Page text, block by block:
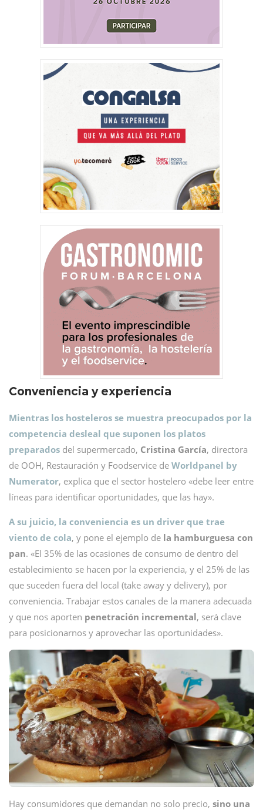
Conveniencia y experiencia
Mientras los hosteleros se muestra preocupados por la
competencia desleal que suponen los platos
preparados del supermercado, Cristina García, directora
de OOH, Restauración y Foodservice de Worldpanel by
Numerator, explica que el sector hostelero «debe leer entre
líneas para identificar oportunidades, que las hay».
A su juicio, la conveniencia es un driver que trae
viento de cola, y pone el ejemplo de la hamburguesa con
pan. «El 35% de las ocasiones de consumo de dentro del
establecimiento se hacen por la experiencia, y el 25% de las
que suceden fuera del local (take away y delivery), por
conveniencia. Trabajar estos canales de la manera adecuada
y que nos aporten penetración incremental, será clave
para posicionarnos y aprovechar las oportunidades».
Hay consumidores que demandan no solo precio, sino una